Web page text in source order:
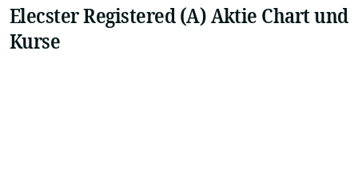
Elecster Registered (A) Aktie Chart und
Kurse